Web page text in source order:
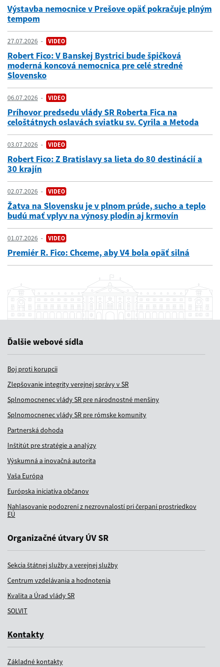
Výstavba nemocnice v Prešove opäť pokračuje plným
tempom
27.07.2026 VIDEO
Robert Fico: V Banskej Bystrici bude špičková
moderná koncová nemocnica pre celé stredné
Slovensko
06.07.2026 VIDEO
Príhovor predsedu vlády SR Roberta Fica na
celoštátnych oslavách sviatku sv. Cyrila a Metoda
03.07.2026 VIDEO
Robert Fico: Z Bratislavy sa lieta do 80 destinácií a
30 krajín
02.07.2026 VIDEO
Žatva na Slovensku je v plnom prúde, sucho a teplo
budú mať vplyv na výnosy plodín aj krmovín
01.07.2026 VIDEO
Premiér R. Fico: Chceme, aby V4 bola opäť silná
Ďalšie webové sídla
Boj proti korupcii
Zlepšovanie integrity verejnej správy v SR
Splnomocnenec vlády SR pre národnostné menšiny
Splnomocnenec vlády SR pre rómske komunity
Partnerská dohoda
Inštitút pre stratégie a analýzy
Výskumná a inovačná autorita
Vaša Európa
Európska iniciatíva občanov
Nahlasovanie podozrení z nezrovnalostí pri čerpaní prostriedkov
EÚ
Organizačné útvary ÚV SR
Sekcia štátnej služby a verejnej služby
Centrum vzdelávania a hodnotenia
Kvalita a Úrad vlády SR
SOLVIT
Kontakty
Základné kontakty